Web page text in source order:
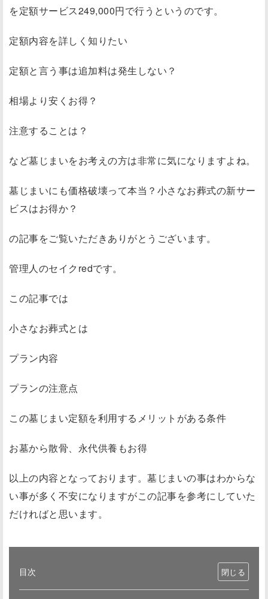
を定額サービス249,000円で行うというのです。
定額内容を詳しく知りたい
定額と言う事は追加料は発生しない？
相場より安くお得？
注意することは？
など墓じまいをお考えの方は非常に気になりますよね。
墓じまいにも価格破壊って本当？小さなお葬式の新サー
ビスはお得か？
の記事をご覧いただきありがとうございます。
管理人のセイクredです。
この記事では
小さなお葬式とは
プラン内容
プランの注意点
この墓じまい定額を利用するメリットがある条件
お墓から散骨、永代供養もお得
以上の内容となっております。墓じまいの事はわからな
い事が多く不安になりますがこの記事を参考にしていた
だければと思います。
目次